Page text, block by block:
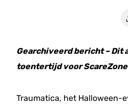
Gearchiveerd bericht – Dit
toentertijd voor
Traumatica, het Halloween-